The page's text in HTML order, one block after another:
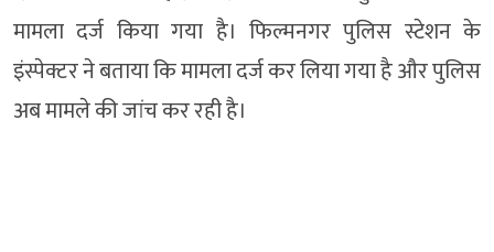
मामला दर्ज किया गया है। फिल्मनगर पुलिस स्टेशन के
इंस्पेक्टर ने बताया कि मामला दर्ज कर लिया गया है और पुलिस
अब मामले की जांच कर रही है।